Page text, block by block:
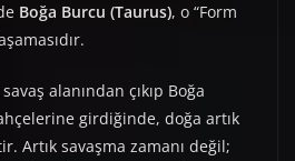
Boğa Burcu (Taurus), o “Form
alanından çıkıp Boğa
girdiğinde, doğa artık
Artık savaşma zamanı değil;